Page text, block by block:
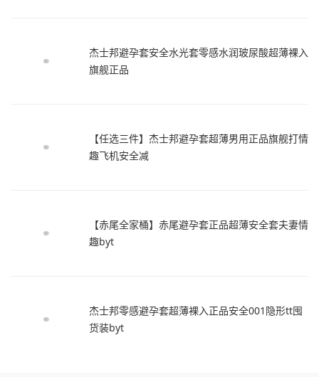
杰士邦避孕套安全水光套零感水润玻尿酸超薄裸入
旗舰正品
【任选三件】杰士邦避孕套超薄男用正品旗舰打情
趣飞机安全减
【赤尾全家桶】赤尾避孕套正品超薄安全套夫妻情
趣byt
杰士邦零感避孕套超薄裸入正品安全001隐形tt囤
货装byt